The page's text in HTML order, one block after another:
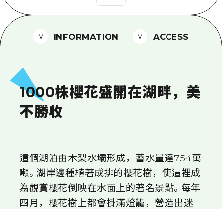
1晚2天
2晚3天
廣島免費 Wi-Fi
常見問題
INFORMATION ACCESS
1000株櫻花盛開在湖畔，美
不勝收
這個湖泊由木梨水壩形成，蓄水量達754萬
噸。湖岸邊種植著成排的櫻花樹，使這裡成
為觀賞櫻花倒映在水面上的著名景點。每年
四月，櫻花樹上都會掛滿燈籠，營造出迷